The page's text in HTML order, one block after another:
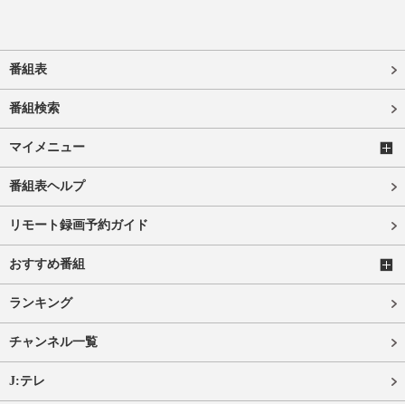
番組表
番組検索
マイメニュー
番組表ヘルプ
リモート録画予約ガイド
おすすめ番組
ランキング
チャンネル一覧
J:テレ